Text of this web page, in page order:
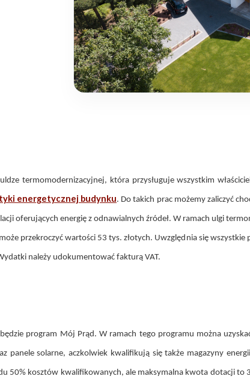
termomodernizacyjnej, która przysługuje wszystkim
energetycznej budynku. Do takich prac możemy zaliczyć
oferujących energię z odnawialnych źródeł. W ramach ulgi
przekroczyć wartości 53 tys. złotych. Uwzględnia się
należy udokumentować fakturą VAT.
program Mój Prąd. W ramach tego programu można
panele solarne, aczkolwiek kwalifikują się także magazyny
50% kosztów kwalifikowanych, ale maksymalna kwota dotacji to